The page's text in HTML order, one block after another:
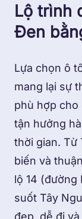
Lộ trình
Đen
Lựa chọn ô
mang lại sự
phù hợp cho
tận hưởng
thời gian. Từ
biến và
lộ 14 (đường
suốt Tây
đẹp, dễ đi